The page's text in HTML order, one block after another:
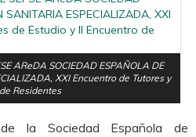
AReDA SOCIEDAD ESPAÑOLA DE
XXI Encuentro de Tutores y
Residentes
la Sociedad Española de